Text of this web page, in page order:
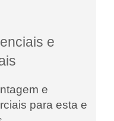
e
e
para esta e